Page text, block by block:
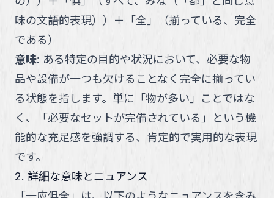
味の文語的表現） ） ＋ 「全 」 （揃っている、完全
である）
意味: ある特定の目的や状況において、必要な物
品や設備が一つも欠けることなく完全に揃ってい
る状態を指します。単に「物が多い」ことではな
く、「必要なセットが完備されている」という機
能的な充足感を強調する、肯定的で実用的な表現
です。
2. 詳細な意味とニュアンス